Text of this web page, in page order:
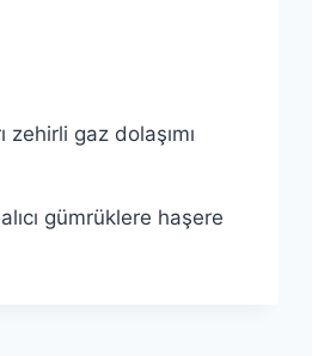
zehirli gaz dolaşımı
gümrüklere haşere